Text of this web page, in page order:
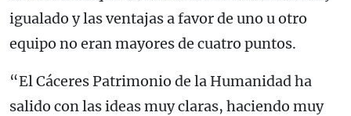
igualado y las ventajas a favor de uno u otro
equipo no eran mayores de cuatro puntos.
“El Cáceres Patrimonio de la Humanidad ha
salido con las ideas muy claras, haciendo muy